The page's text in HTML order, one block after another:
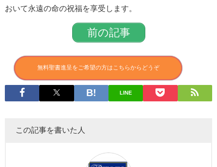
おいて永遠の命の祝福を享受します。
前の記事
無料聖書進呈をご希望の方はこちらからどうぞ
LINE
この記事を書いた人